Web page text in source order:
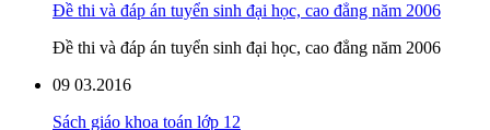
Đề thi và đáp án tuyển sinh đại học, cao đẳng năm 2006
Đề thi và đáp án tuyển sinh đại học, cao đẳng năm 2006
09 03.2016
Sách giáo khoa toán lớp 12